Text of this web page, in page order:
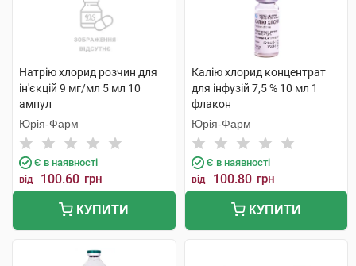
Натрію хлорид розчин для
ін'єкцій 9 мг/мл 5 мл 10
ампул
Юрія-Фарм
Є в наявності
від 100.60 грн
КУПИТИ
Калію хлорид концентрат
для інфузій 7,5 % 10 мл 1
флакон
Юрія-Фарм
Є в наявності
від 100.80 грн
КУПИТИ